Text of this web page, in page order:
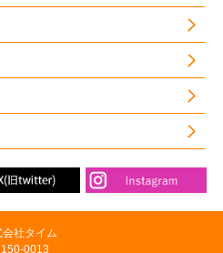
会社タイム
0013